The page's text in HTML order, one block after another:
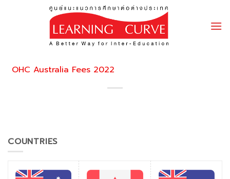
OHC Australia Fees 2022
COUNTRIES